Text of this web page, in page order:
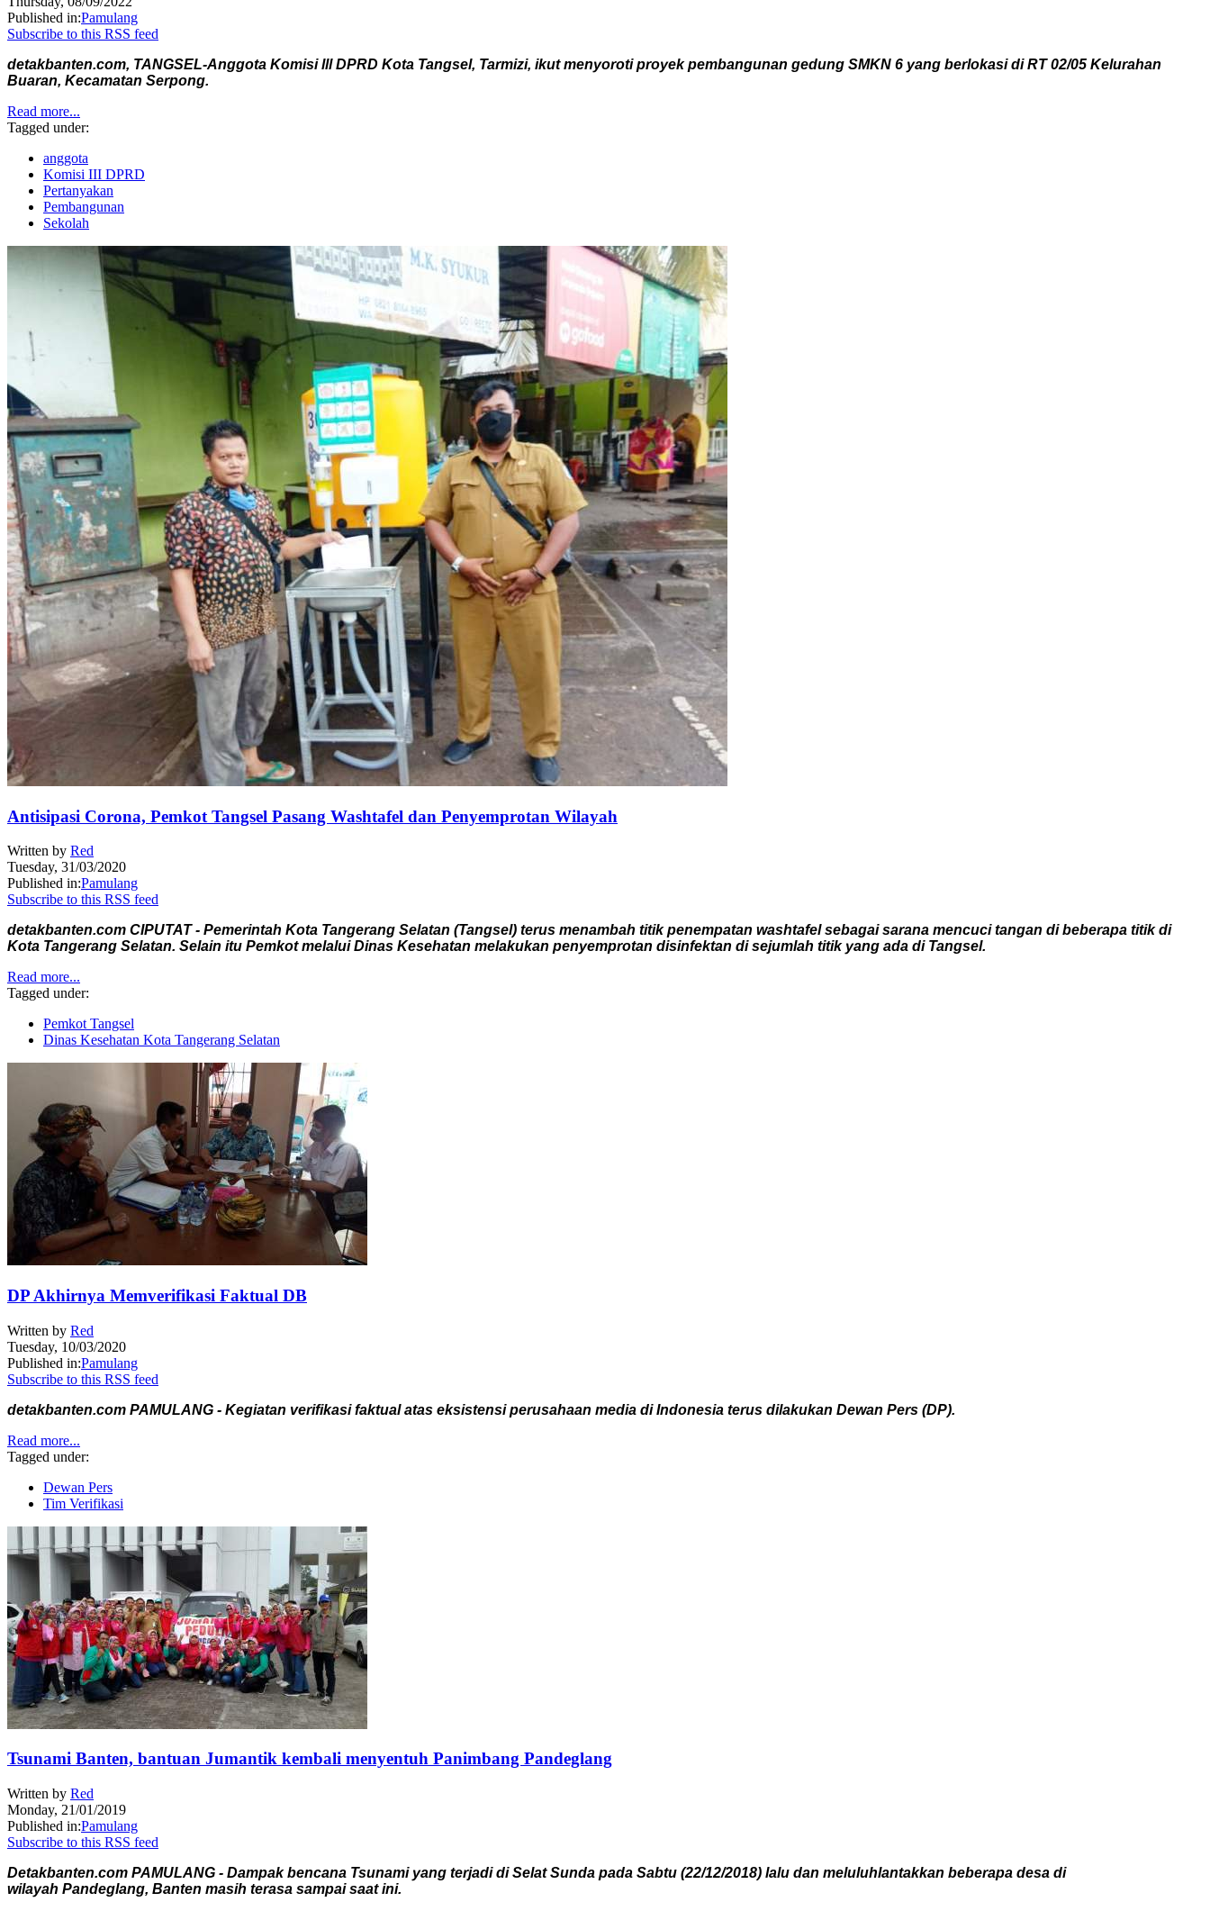
Published in:Pamulang
Subscribe to this RSS feed
detakbanten.com, TANGSEL-Anggota Komisi lll DPRD Kota Tangsel, Tarmizi, ikut menyoroti proyek pembangunan gedung SMKN 6 yang berlokasi di RT 02/05 Kelurahan
Buaran, Kecamatan Serpong.
Read more...
Tagged under:
anggota
Komisi III DPRD
Pertanyakan
Pembangunan
Sekolah
Antisipasi Corona, Pemkot Tangsel Pasang Washtafel dan Penyemprotan Wilayah
Written by Red
Tuesday, 31/03/2020
Published in:Pamulang
Subscribe to this RSS feed
detakbanten.com CIPUTAT - Pemerintah Kota Tangerang Selatan (Tangsel) terus menambah titik penempatan washtafel sebagai sarana mencuci tangan di beberapa titik di
Kota Tangerang Selatan. Selain itu Pemkot melalui Dinas Kesehatan melakukan penyemprotan disinfektan di sejumlah titik yang ada di Tangsel.
Read more...
Tagged under:
Pemkot Tangsel
Dinas Kesehatan Kota Tangerang Selatan
DP Akhirnya Memverifikasi Faktual DB
Written by Red
Tuesday, 10/03/2020
Published in:Pamulang
Subscribe to this RSS feed
detakbanten.com PAMULANG - Kegiatan verifikasi faktual atas eksistensi perusahaan media di Indonesia terus dilakukan Dewan Pers (DP).
Read more...
Tagged under:
Dewan Pers
Tim Verifikasi
Tsunami Banten, bantuan Jumantik kembali menyentuh Panimbang Pandeglang
Written by Red
Monday, 21/01/2019
Published in:Pamulang
Subscribe to this RSS feed
Detakbanten.com PAMULANG - Dampak bencana Tsunami yang terjadi di Selat Sunda pada Sabtu (22/12/2018) lalu dan meluluhlantakkan beberapa desa di
wilayah Pandeglang, Banten masih terasa sampai saat ini.